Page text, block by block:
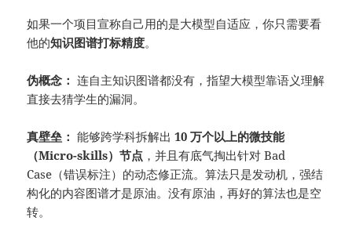
如果一个项目宣称自己用的是大模型自适应，你只需要看
他的知识图谱打标精度。
伪概念： 连自主知识图谱都没有，指望大模型靠语义理解
直接去猜学生的漏洞。
真壁垒： 能够跨学科拆解出10 万个以上的微技能
（Micro-skills）节点 ，并且有底气掏出针对 Bad
Case（错误标注）的动态修正流。算法只是发动机，强结
构化的内容图谱才是原油。没有原油，再好的算法也是空
转。